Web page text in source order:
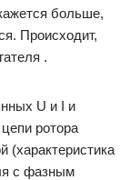
больше,
Происходит,
.
U и I и
ротора
(характеристика
с фазным